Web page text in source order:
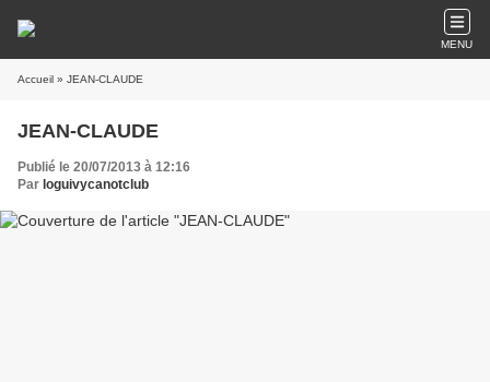
MENU
Accueil » JEAN-CLAUDE
JEAN-CLAUDE
Publié le 20/07/2013 à 12:16
Par loguivycanotclub